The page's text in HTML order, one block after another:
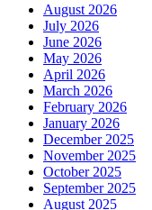
August 2026
July 2026
June 2026
May 2026
April 2026
March 2026
February 2026
January 2026
December 2025
November 2025
October 2025
September 2025
August 2025